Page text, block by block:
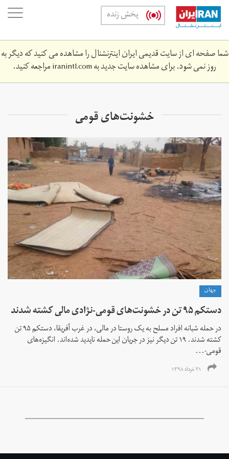
Skip
main
content
پخش زنده
شما صفحه ای از سایت قدیمی ایران اینترنشنال را مشاهده می کنید که دیگر به
روز نمی شود. برای مشاهده سایت جدید بهiranintl.comمراجعه کنید.
خشونت‌های قومی
جهان
دستکم ۹۵ تن در خشونت‌های قومی-نژادی مالی کشته شدند
در حمله شبانه افراد مسلح به یک روستا در مالی، در غرب آفریقا، دستکم ۹۵ تن
کشته شدند. ۱۹ تن دیگر نیز در جریان این حمله ناپدید شده‌اند. انگیزه‌های
قومی-...
۲۱ خرداد ۱۳۹۸